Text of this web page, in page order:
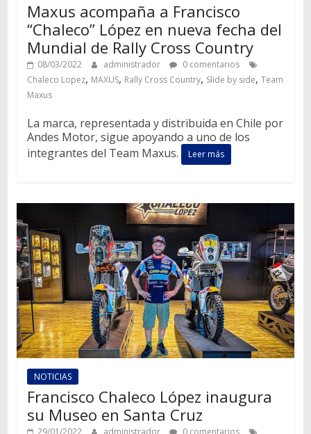
Maxus acompaña a Francisco
“Chaleco” López en nueva fecha del
Mundial de Rally Cross Country
08/03/2022 administrador
0 comentarios
Chaleco Lopez, MAXUS, Rally Cross Country, Slide by side, Team
Maxus
La marca, representada y distribuida en Chile por
Andes Motor, sigue apoyando a uno de los
integrantes del Team Maxus.
Leer más
NOTICIAS
Francisco Chaleco López inaugura
su Museo en Santa Cruz
29/01/2022 administrador
0 comentarios